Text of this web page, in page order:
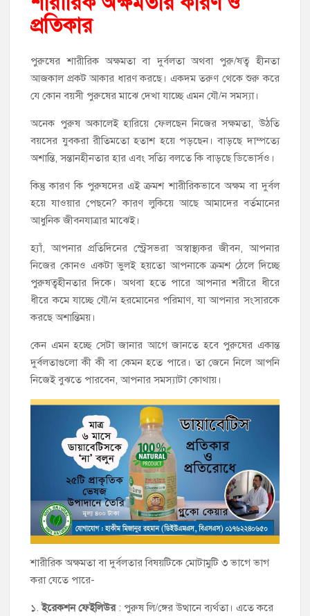
প্রতিকার
পুরুষের শারীরিক অক্ষমতা বা দুর্বলতা অথবা পুরু/ষত্ব হীনতা
আজকাল প্রকট আকার ধারণ করছে। একদম তরুণ থেকে শুরু করে
যে কোন বয়সী পুরুষের মাঝে দেখা যাচ্ছে এমন যৌ/ন সমস্যা।
অনেক পুরুষ অকালেই হারিয়ে ফেলছেন নিজের সক্ষমতা, উঠতি
বয়সের যুবকরা রীতিমতো হতাশ হয়ে পড়ছেন। বাড়ছে দাম্পত্যে
অশান্তি, সন্তানহীনতার হার এবং সত্যি বলতে কি বাড়ছে ডিভোর্সও।
কিন্তু কারণ কি পুরুষদের এই ক্রমশ শারীরিকভাবে অক্ষম বা দুর্বল
হয়ে যাওয়ার পেছনে? কারণ লুকিয়ে আছে আমাদের বর্তমানের
আধুনিক জীবনযাত্রার মাঝেই।
হ্যাঁ, আপনার প্রতিদিনের স্ট্রেসভরা অস্বাস্থ্যকর জীবন, আপনার
নিজের কোনও একটা ভুলই হয়তো আপনাকে ক্রমশ ঠেলে দিচ্ছে
পুরুষত্বহীনতার দিকে। অথবা হতে পারে আপনার শরীরে ধীরে
ধীরে কমে যাচ্ছে যৌ/ন হরমোনের পরিমাণ, যা আপনার সংসারকে
করছে অশান্তিময়।
কেন এমন হচ্ছে সেটা জানার আগে জানতে হবে পুরুষের একান্ত
দুর্বলতাগুলো কী কী বা কেমন হতে পারে। তা জেনে নিলে আপনি
নিজেই বুঝতে পারবেন, আপনার সমস্যাটা কোথায়।
শারীরিক অক্ষমতা বা দুর্বলতার বিষয়টিকে মোটামুটি ৩ ভাগে ভাগ
করা যেতে পারে-
১.ইরেকশন ফেইলিউর: পুরুষ লি/ঙ্গের উত্থানে ব্যর্থতা। এতে করে